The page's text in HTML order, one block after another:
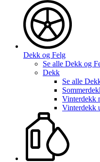
Dekk og Felg
Se alle Dekk og
Dekk
Se alle
Vinterdekk
Vinterdekk